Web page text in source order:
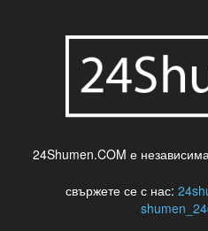
24Shumen.COM е
свържете се с нас: